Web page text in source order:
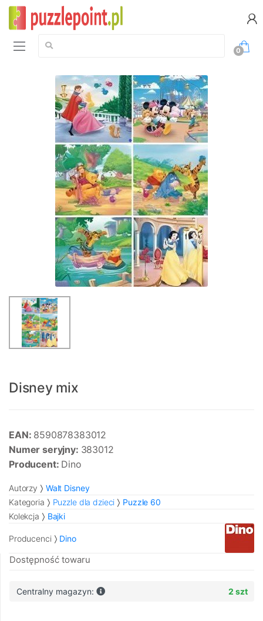
Szukaj:
0
Disney mix
EAN: 8590878383012
Numer seryjny: 383012
Producent: Dino
Autorzy
Walt Disney
Kategoria
Puzzle dla dzieci
Puzzle 60
Kolekcja
Bajki
Producenci Dino
Dostępność towaru
Centralny magazyn: 2 szt